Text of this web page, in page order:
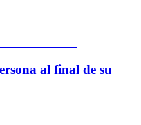
al final de su